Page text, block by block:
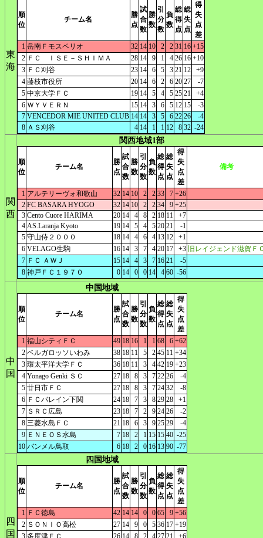
東
海
順
位
チーム名
勝
点
試
合
数
勝
数
引
分
数
負
数
総
得
点
総
失
点
得
失
点
差
1 岳南Ｆモスペリオ 32 14 10 2 2 31 16 +15
2 ＦＣ ＩＳＥ－ＳＨＩＭＡ 28 14 9 1 4 26 16 +10
3 ＦＣ刈谷 23 14 6 5 3 21 12
+9
4 藤枝市役所 20 14 6 2 6 20 27
-7
5 中京大学ＦＣ 19 14 5 4 5 25 21
+4
6 ＷＹＶＥＲＮ 15 14 3 6 5 12 15
-3
7 VENCEDOR MIE UNITED CLUB 14 14 3 5 6 22 26
-4
8 ＡＳ刈谷 4 14 1 1 12 8 32 -24
関
西
関西地域1部
順
位
チーム名
勝
点
試
合
数
勝
数
引
分
数
負
数
総
得
点
総
失
点
得
失
点
差
備考
1 アルテリーヴォ和歌山 32 14 10 2 2 33 7 +26
2 FC BASARA HYOGO 32 14 10 2 2 34 9 +25
3 Cento Cuore HARIMA 20 14 4 8 2 18 11
+7
4 AS.Laranja Kyoto 19 14 5 4 5 20 21
-1
5 守山侍２０００ 18 14 4 6 4 13 12
+1
6 VELAGO生駒 16 14 3 7 4 20 17 +3 旧レイジェンド滋賀Ｆ
7 ＦＣ ＡＷＪ 15 14 4 3 7 16 21
-5
8 神戸ＦＣ１９７０ 0 14 0 0 14 4 60 -56
中
国
中国地域
順
位
チーム名
勝
点
試
合
数
勝
数
引
分
数
負
数
総
得
点
総
失
点
得
失
点
差
1 福山シティＦＣ 49 18 16 1 1 68 6 +62
2 ベルガロッソいわみ 38 18 11 5 2 45 11 +34
3 環太平洋大学ＦＣ 36 18 11 3 4 42 19 +23
4 Yonago Genki ＳＣ 27 18 8 3 7 22 26
-4
5 廿日市ＦＣ 27 18 8 3 7 24 32
-8
6 ＦＣバレイン下関 24 18 7 3 8 29 28
+1
7 ＳＲＣ広島 23 18 7 2 9 24 26
-2
8 三菱水島ＦＣ 21 18 6 3 9 25 29
-4
9 ＥＮＥＯＳ水島 7 18 2 1 15 15 40 -25
10 バンメル鳥取 6 18 2 0 16 13 90 -77
四
国
四国地域
順
位
チーム名
勝
点
試
合
数
勝
数
引
分
数
負
数
総
得
点
総
失
点
得
失
点
差
1 ＦＣ徳島 42 14 14 0 0 65 9 +56
2 ＳＯＮＩＯ高松 27 14 9 0 5 36 17 +19
3 多度津ＦＣ 26 14 8 2 4 27 21
+6